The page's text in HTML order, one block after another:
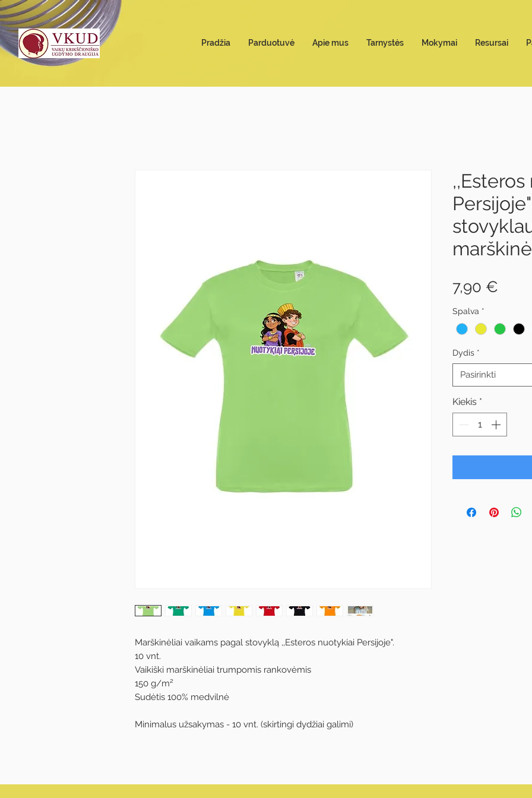
Pradžia Parduotuvė Apie mus Tarnystės Mokymai Resursai
Marškinėliai vaikams pagal stovyklą ,,Esteros nuotykiai Persijoje".
10 vnt.
Vaikiški marškinėliai trumpomis rankovėmis
150 g/m²
Sudėtis 100% medvilnė
Minimalus užsakymas - 10 vnt. (skirtingi dydžiai galimi)
7,90 €
Spalva *
Dydis *
Pasirinkti
Kiekis *